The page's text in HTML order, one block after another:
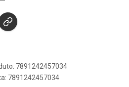
7891242457034
7891242457034